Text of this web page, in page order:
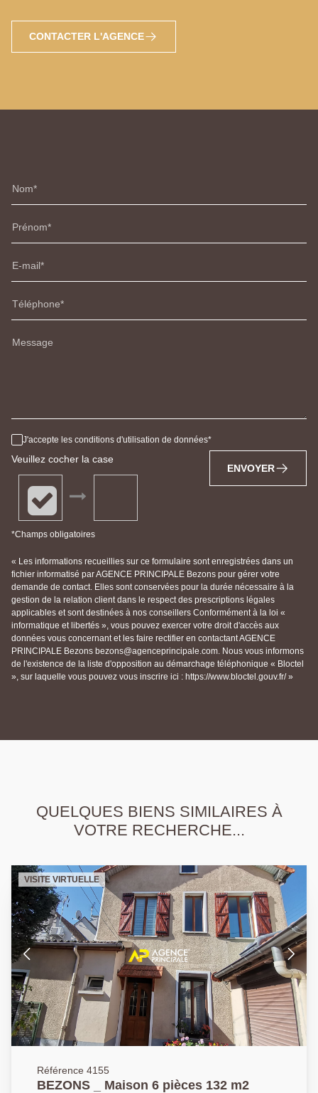
CONTACTER L'AGENCE
Nom
Prénom
E-mail
Téléphone
Message
J'accepte les conditions d'utilisation de données
Veuillez cocher la case
*Champs obligatoires
ENVOYER
« Les informations recueillies sur ce formulaire sont enregistrées dans un
fichier informatisé par AGENCE PRINCIPALE Bezons pour gérer votre
demande de contact. Elles sont conservées pour la durée nécessaire à la
gestion de la relation client dans le respect des prescriptions légales
applicables et sont destinées à nos conseillers Conformément à la loi «
informatique et libertés », vous pouvez exercer votre droit d'accès aux
données vous concernant et les faire rectifier en contactant AGENCE
PRINCIPALE Bezons bezons@agenceprincipale.com. Nous vous informons
de l'existence de la liste d'opposition au démarchage téléphonique « Bloctel
», sur laquelle vous pouvez vous inscrire ici : https://www.bloctel.gouv.fr/ »
QUELQUES BIENS SIMILAIRES À
VOTRE RECHERCHE...
VISITE VIRTUELLE
Référence 4155
BEZONS _ Maison 6 pièces 132 m2